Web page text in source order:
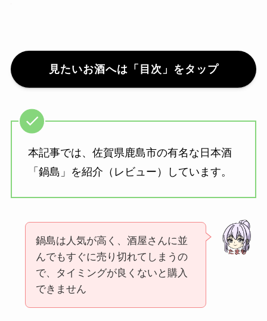
見たいお酒へは 「目次」 をタップ
本記事では、佐賀県鹿島市の有名な日本酒
「鍋島」を紹介（レビュー）しています。
鍋島は人気が高く、酒屋さんに並
んでもすぐに売り切れてしまうの
で、タイミングが良くないと購入
できません